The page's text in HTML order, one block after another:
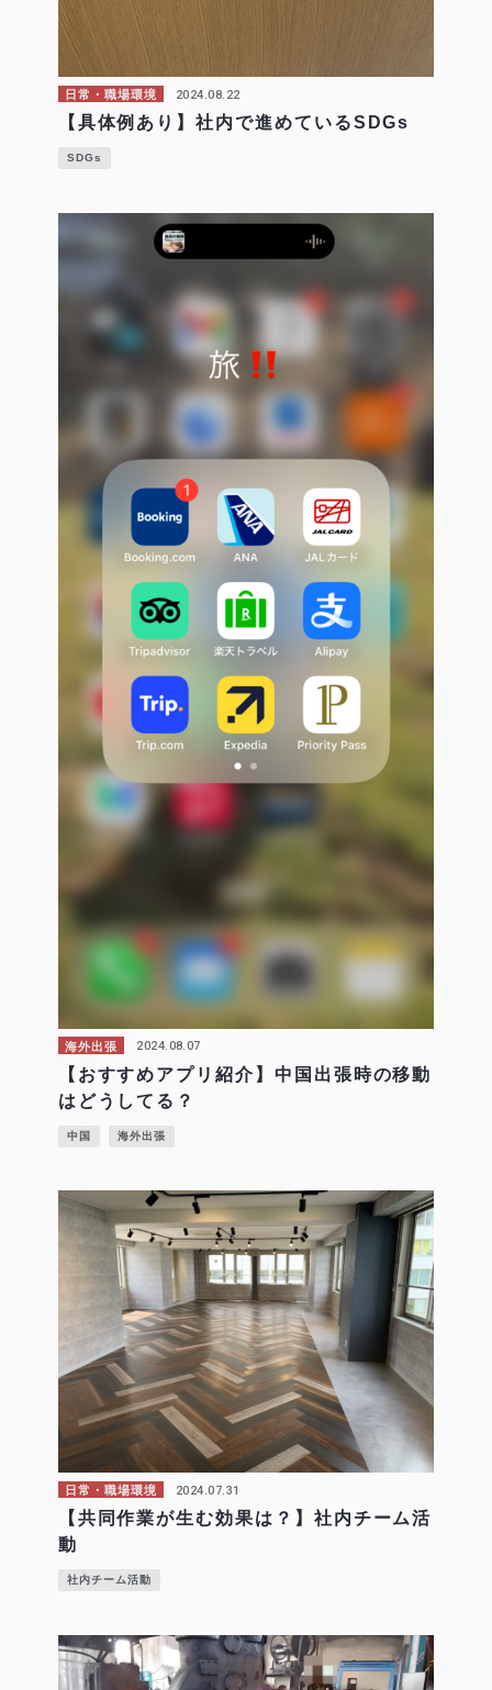
日常・職場環境 2024.08.22
【具体例あり】社内で進めているSDGs
SDGs
海外出張 2024.08.07
【おすすめアプリ紹介】中国出張時の移動
はどうしてる？
中国 海外出張
日常・職場環境 2024.07.31
【共同作業が生む効果は？】社内チーム活
動
社内チーム活動